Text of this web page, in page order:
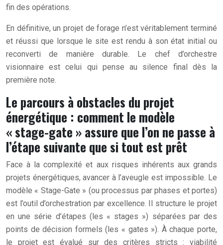
fin des opérations.
En définitive, un projet de forage n’est véritablement terminé
et réussi que lorsque le site est rendu à son état initial ou
reconverti de manière durable. Le chef d’orchestre
visionnaire est celui qui pense au silence final dès la
première note.
Le parcours à obstacles du projet
énergétique : comment le modèle
« stage-gate » assure que l’on ne passe à
l’étape suivante que si tout est prêt
Face à la complexité et aux risques inhérents aux grands
projets énergétiques, avancer à l’aveugle est impossible. Le
modèle « Stage-Gate » (ou processus par phases et portes)
est l’outil d’orchestration par excellence. Il structure le projet
en une série d’étapes (les « stages ») séparées par des
points de décision formels (les « gates »). À chaque porte,
le projet est évalué sur des critères stricts : viabilité